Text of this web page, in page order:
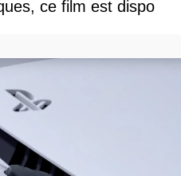
ce film est dispo